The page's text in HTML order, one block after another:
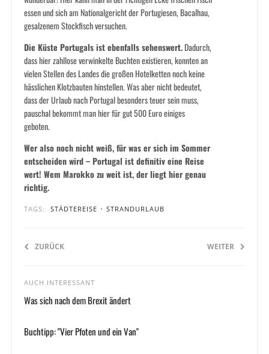
essen und sich am Nationalgericht der Portugiesen, Bacalhau,
gesalzenem Stockfisch versuchen.
Die Küste Portugals ist ebenfalls sehenswert.Dadurch,
dass hier zahllose verwinkelte Buchten existieren, konnten an
vielen Stellen des Landes die großen Hotelketten noch keine
hässlichen Klotzbauten hinstellen. Was aber nicht bedeutet,
dass der Urlaub nach Portugal besonders teuer sein muss,
pauschal bekommt man hier für gut 500 Euro einiges
geboten.
Wer also noch nicht weiß, für was er sich im Sommer
entscheiden wird – Portugal ist definitiv eine Reise
wert! Wem Marokko zu weit ist, der liegt hier genau
richtig.
TAGS: STÄDTEREISE • STRANDURLAUB
ZURÜCK WEITER
AUCH INTERESSANT
Was sich nach dem Brexit ändert
Buchtipp: "Vier Pfoten und ein Van"